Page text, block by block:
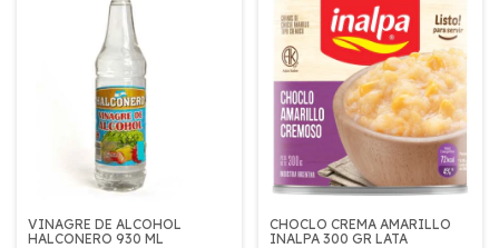
VINAGRE DE ALCOHOL
HALCONERO 930 ML
CHOCLO CREMA AMARILLO
INALPA 300 GR LATA